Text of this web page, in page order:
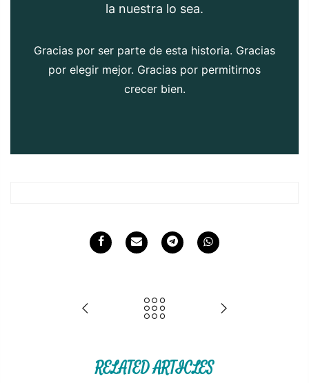
la nuestra lo sea.
Gracias por ser parte de esta historia. Gracias
por elegir mejor. Gracias por permitirnos
crecer bien.
RELATED ARTICLES